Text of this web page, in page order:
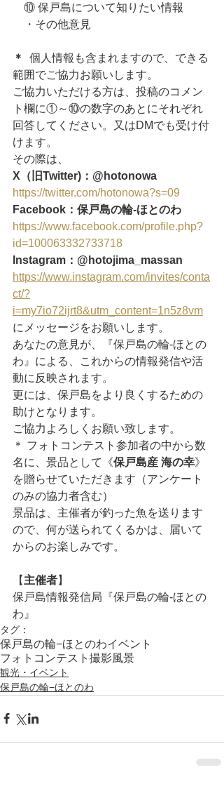
⑩ 保戸島について知りたい情報
・その他意見
＊
  個人情報も含まれますので、できる
範囲でご協力お願いします。
ご協力いただける方は、投稿のコメン
ト欄に①～⑩の数字のあとにそれぞれ
回答してください。又はDMでも受け付
けます。
その際は、
X（旧Twitter)：@hotonowa
https://twitter.com/hotonowa?s=09
Facebook：保戸島の輪‐ほとのわ
https://www.facebook.com/profile.php?
id=100063332733718
Instagram：@hotojima_massan
https://www.instagram.com/invites/conta
ct/?
i=my7io72ijrt8&utm_content=1n5z8vm
にメッセージをお願いします。
あなたの意見が、『保戸島の輪‐ほとの
わ』による、これからの情報発信や活
動に反映されます。
更には、保戸島をより良くするための
助けとなります。
ご協力よろしくお願い致します。
＊ フォトコンテスト参加者の中から数
名に、景品として《保戸島産 海の幸》
を贈らせていただきます（アンケート
のみの協力者含む）
景品は、主催者が釣った魚を送ります
ので、何が送られてくるかは、届いて
からのお楽しみです。
【 主催者】
保戸島情報発信局『保戸島の輪‐ほとの
わ』
タグ：
保戸島の輪−ほとのわイベント
フォトコンテスト 撮影風景
観光・イベント
保戸島の輪−ほとのわ